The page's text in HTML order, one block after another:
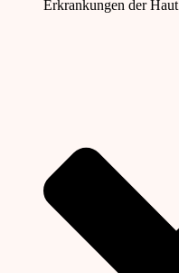
Erkrankungen der Haut